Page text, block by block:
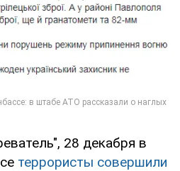
28 декабря в
террористы совершили